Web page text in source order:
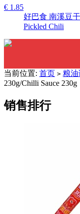
€ 1.85
好巴食 南溪豆
Pickled Chili
当前位置: 首页 > 粮油
230g/Chilli Sauce 230g
销售排行